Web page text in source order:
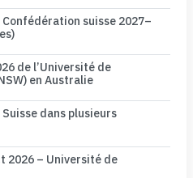
suisse 2027–
de l’Université de
en Australie
dans plusieurs
2026 – Université de